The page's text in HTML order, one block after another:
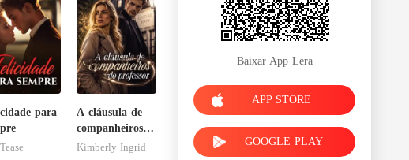
para
A cláusula de
companheiros
do professor
Kimberly Ingrid
Baixar App Lera
APP STORE
GOOGLE PLAY